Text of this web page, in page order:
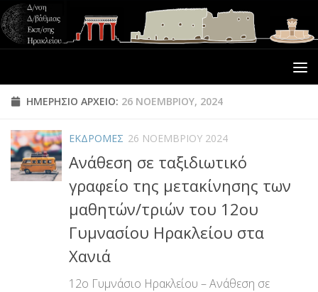
ΗΜΕΡΉΣΙΟ ΑΡΧΕΊΟ: 26 ΝΟΕΜΒΡΊΟΥ, 2024
ΕΚΔΡΟΜΕΣ 26 ΝΟΕΜΒΡΊΟΥ 2024
Ανάθεση σε ταξιδιωτικό
γραφείο της μετακίνησης των
μαθητών/τριών του 12ου
Γυμνασίου Ηρακλείου στα
Χανιά
12ο Γυμνάσιο Ηρακλείου – Ανάθεση σε